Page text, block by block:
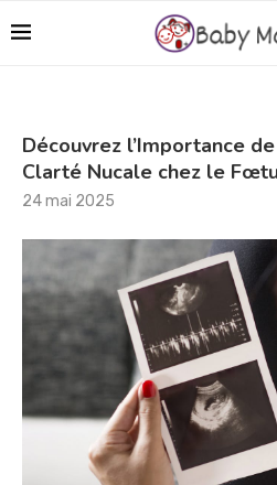
Découvrez l’Importance
Clarté Nucale chez le
24 mai 2025